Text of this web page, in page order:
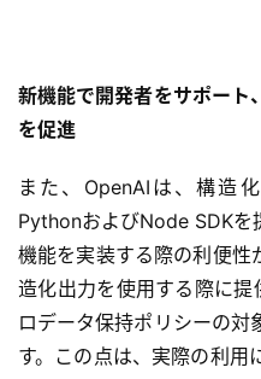
A
I
入
ク
ラ
ウ
ド
導
新機能で開発者をサポート
を促進
また、OpenAIは、構造
PythonおよびNode SDKを
機能を実装する際の利便性
造化出力を使用する際に
ロデータ保持ポリシーの対
す。この点は、実際の利用